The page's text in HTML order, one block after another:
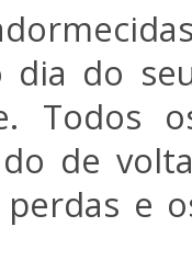
dia do
Todos
de
e